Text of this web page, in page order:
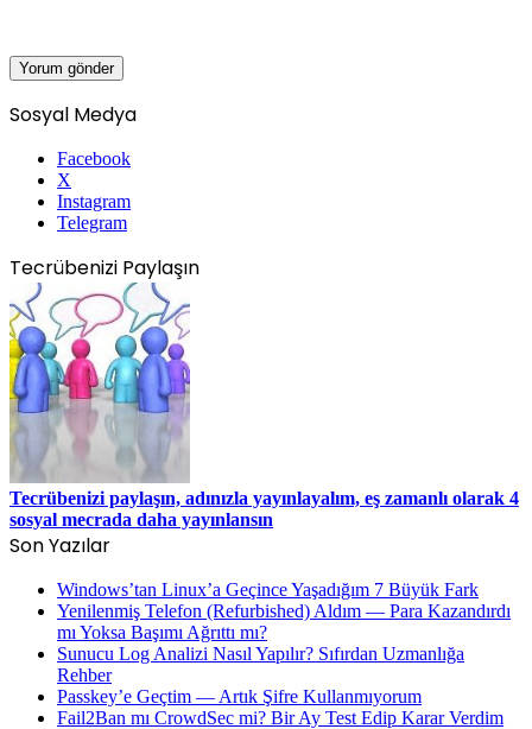
Sosyal Medya
Facebook
X
Instagram
Telegram
Tecrübenizi Paylaşın
Tecrübenizi paylaşın, adınızla yayınlayalım, eş zamanlı olarak 4
sosyal mecrada daha yayınlansın
Son Yazılar
Windows’tan Linux’a Geçince Yaşadığım 7 Büyük Fark
Yenilenmiş Telefon (Refurbished) Aldım — Para Kazandırdı
mı Yoksa Başımı Ağrıttı mı?
Sunucu Log Analizi Nasıl Yapılır? Sıfırdan Uzmanlığa
Rehber
Passkey’e Geçtim — Artık Şifre Kullanmıyorum
Fail2Ban mı CrowdSec mi? Bir Ay Test Edip Karar Verdim